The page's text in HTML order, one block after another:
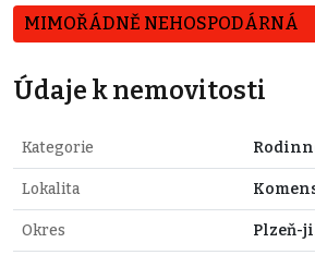
MIMOŘÁDNĚ NEHOSPODÁRNÁ
Údaje k nemovitosti
Kategorie
Lokalita
Okres Plzeň-